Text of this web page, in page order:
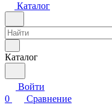
Каталог
Каталог
Войти
0
Сравнение